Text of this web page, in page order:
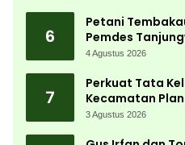
6
Petani
Pemdes
Bergerak Cepat
4 Agustus 2026
7
Perkuat Tata
Kecamatan
Aparatur Pemdes
3 Agustus 2026